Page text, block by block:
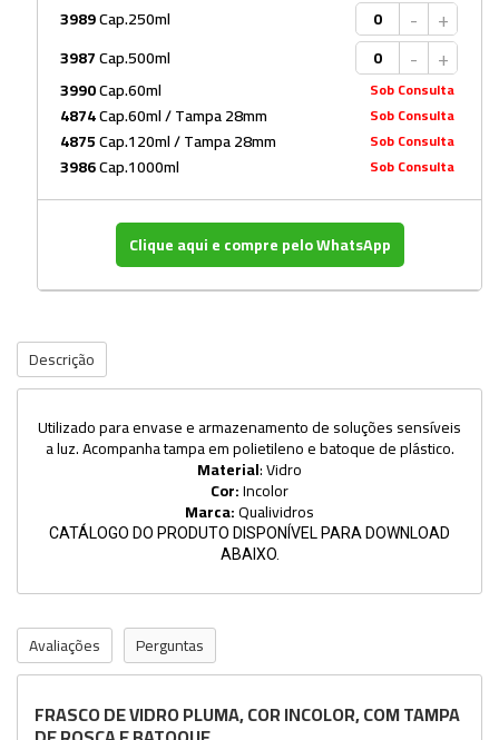
3989Cap.250ml - +
3987Cap.500ml - +
3990Cap.60ml Sob Consulta
4874Cap.60ml / Tampa 28mm Sob Consulta
4875Cap.120ml / Tampa 28mm Sob Consulta
3986Cap.1000ml Sob Consulta
Clique aqui e compre pelo WhatsApp
Descrição
Utilizado para envase e armazenamento de soluções sensíveis
a luz. Acompanha tampa em polietileno e batoque de plástico.
Material: Vidro
Cor:Incolor
Marca:Qualividros
CATÁLOGO DO PRODUTO DISPONÍVEL PARA DOWNLOAD
ABAIXO.
Avaliações Perguntas
FRASCO DE VIDRO PLUMA, COR INCOLOR, COM TAMPA